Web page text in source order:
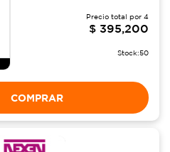
Precio total por 4
$ 395,200
Stock:50
COMPRAR